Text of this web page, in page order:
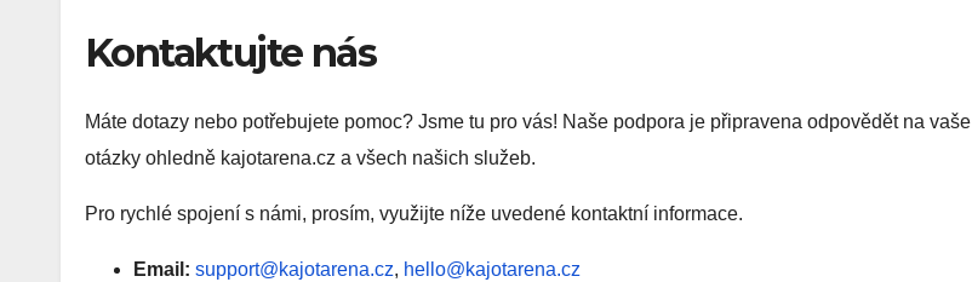
Kontaktujte nás
Máte dotazy nebo potřebujete pomoc? Jsme tu pro vás! Naše podpora je připravena odpovědět na vaše
otázky ohledně kajotarena.cz a všech našich služeb.
Pro rychlé spojení s námi, prosím, využijte níže uvedené kontaktní informace.
Email: support@kajotarena.cz, hello@kajotarena.cz